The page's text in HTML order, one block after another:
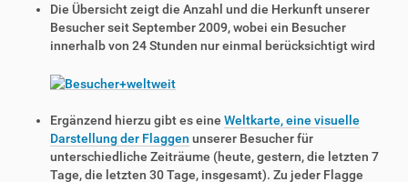
Die Übersicht zeigt die Anzahl und die Herkunft unserer
Besucher seit September 2009, wobei ein Besucher
innerhalb von 24 Stunden nur einmal berücksichtigt wird
Ergänzend hierzu gibt es eine Weltkarte, eine visuelle
Darstellung der Flaggen unserer Besucher für
unterschiedliche Zeiträume (heute, gestern, die letzten 7
Tage, die letzten 30 Tage, insgesamt). Zu jeder Flagge